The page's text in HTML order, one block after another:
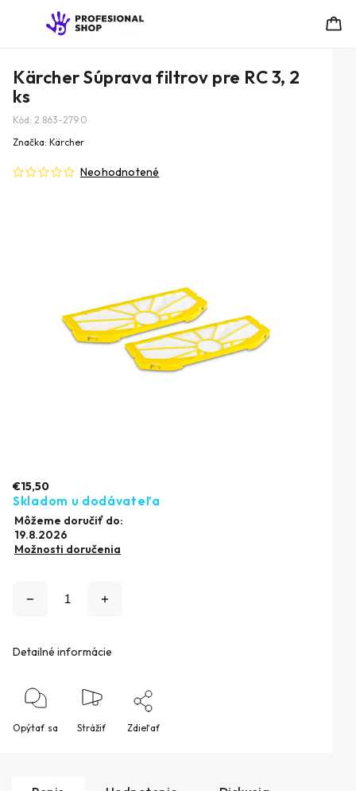
Kärcher Súprava filtrov pre RC 3, 2
ks
Kód: 2.863-279.0
Neohodnotené
Značka: Kärcher
€15,50
Skladom u dodávateľa
Môžeme doručiť do:
19.8.2026
Možnosti doručenia
Detailné informácie
Opýtať sa Strážiť Zdieľať